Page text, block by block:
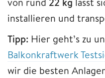
installieren und
Tipp: Hier geht’s zu
Balkonkraftwerk
wir die besten